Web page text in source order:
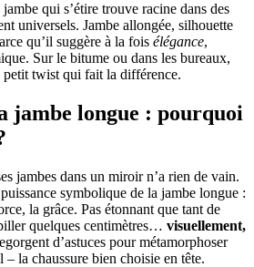
qui s’étire trouve racine dans des
universels. Jambe allongée, silhouette
qu’il suggère à la fois élégance,
Sur le bitume ou dans les bureaux,
petit twist qui fait la différence.
jambe longue : pourquoi
jambes dans un miroir n’a rien de vain.
symbolique de la jambe longue :
la grâce. Pas étonnant que tant de
quelques centimètres… visuellement,
d’astuces pour métamorphoser
la chaussure bien choisie en tête.